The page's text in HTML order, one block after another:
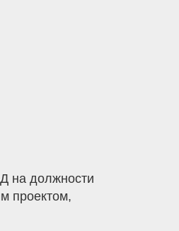
на должности
проектом,